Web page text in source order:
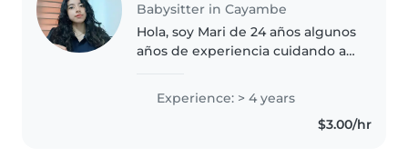
Babysitter in Cayambe
Hola, soy Mari de 24 años algunos
años de experiencia cuidando a
incluyendo bebés, niños
pequeños, preescolares, niños
en edad escolar y adolescentes.
Experience: > 4 years
$3.00/hr